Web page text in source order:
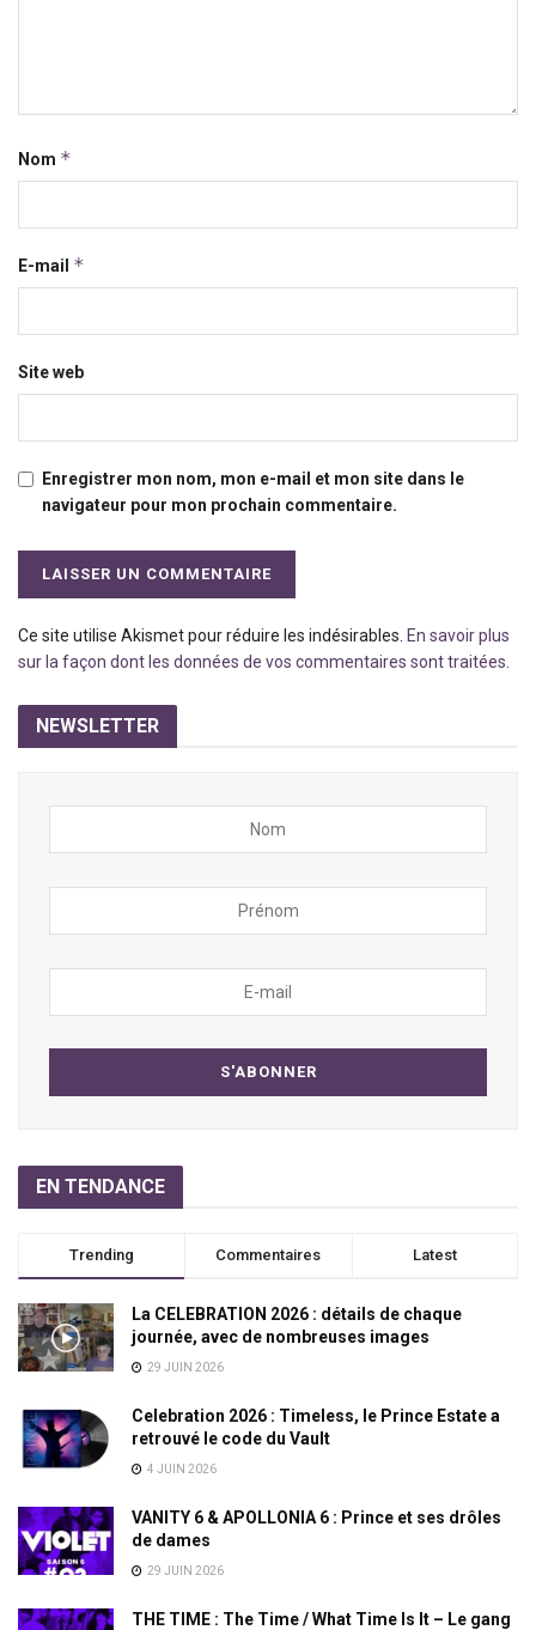
Nom *
E-mail *
Site web
Enregistrer mon nom, mon e-mail et mon site dans le
navigateur pour mon prochain commentaire.
Ce site utilise Akismet pour réduire les indésirables. En savoir plus
sur la façon dont les données de vos commentaires sont traitées.
NEWSLETTER
EN TENDANCE
Trending Commentaires Latest
La CELEBRATION 2026 : détails de chaque
journée, avec de nombreuses images
29 JUIN 2026
Celebration 2026 : Timeless, le Prince Estate a
retrouvé le code du Vault
4 JUIN 2026
VANITY 6 & APOLLONIA 6 : Prince et ses drôles
de dames
29 JUIN 2026
THE TIME : The Time / What Time Is It – Le gang